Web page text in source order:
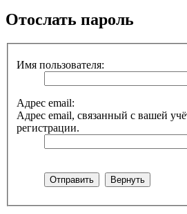
Отослать пароль
Имя пользователя:
Адрес email:
Адрес email, связанный с вашей
регистрации.